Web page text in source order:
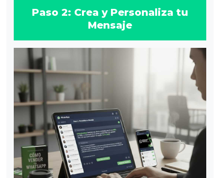
Paso 2: Crea y Personaliza tu
Mensaje